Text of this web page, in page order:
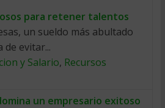
para retener talentos
un sueldo más abultado
de evitar...
y Salario, Recursos
un empresario exitoso